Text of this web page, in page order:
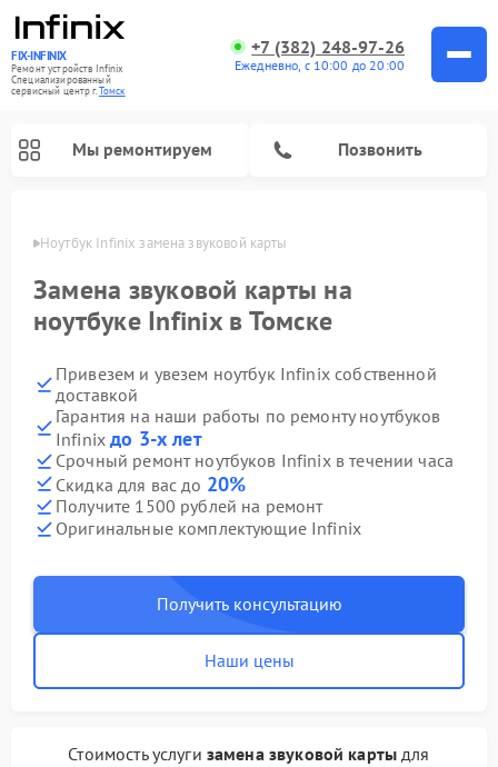
FIX-INFINIX
Ремонт устройств Infinix
Специализированный
cервисный центр г.Томск
+7 (382) 248-97-26
Ежедневно, с 10:00 до 20:00
Мы ремонтируем Позвонить
Ноутбук Infinix замена звуковой карты
Замена звуковой карты на
ноутбуке Infinix в Томске
Привезем и увезем ноутбук Infinix собственной
доставкой
Гарантия на наши работы по ремонту ноутбуков
Infinixдо 3-х лет
Срочный ремонт ноутбуков Infinix в течении часа
Скидка для вас до 20%
Получите 1500 рублей на ремонт
Оригинальные комплектующие Infinix
Получить консультацию
Наши цены
Стоимость услуги замена звуковой карты для